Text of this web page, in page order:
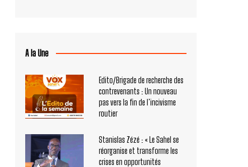
A la Une
Edito/Brigade de recherche des
contrevenants : Un nouveau
pas vers la fin de l’incivisme
routier
Stanislas Zézé : « Le Sahel se
réorganise et transforme les
crises en opportunités